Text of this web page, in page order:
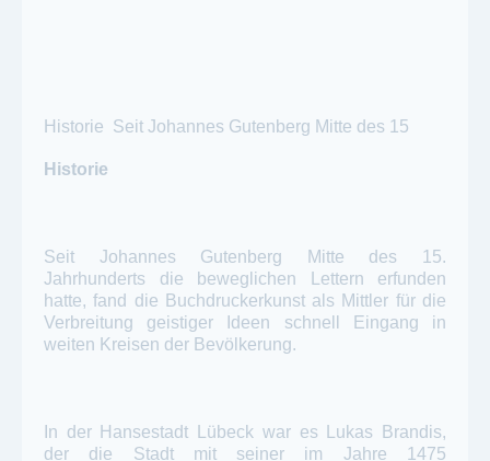
Historie Seit Johannes Gutenberg Mitte des 15
Historie
Seit Johannes Gutenberg Mitte des 15.
Jahrhunderts die beweglichen Lettern erfunden
hatte, fand die Buchdruckerkunst als Mittler für die
Verbreitung geistiger Ideen schnell Eingang in
weiten Kreisen der Bevölkerung.
In der Hansestadt Lübeck war es Lukas Brandis,
der die Stadt mit seiner im Jahre 1475